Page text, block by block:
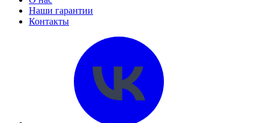
Наши гарантии
Контакты